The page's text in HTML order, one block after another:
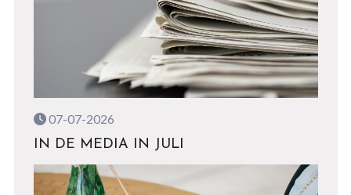
07-07-2026
IN DE MEDIA IN JULI